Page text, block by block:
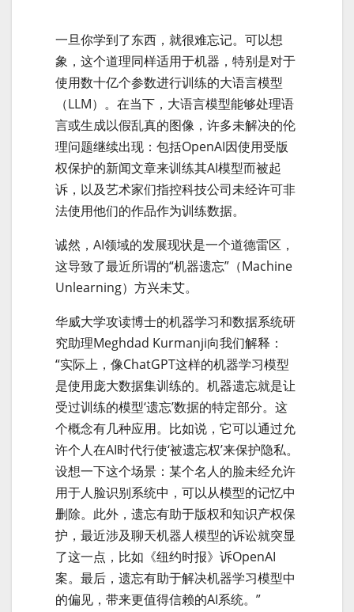
一旦你学到了东西，就很难忘记。可以想
象，这个道理同样适用于机器，特别是对于
使用数十亿个参数进行训练的大语言模型
（LLM）。在当下，大语言模型能够处理语
言或生成以假乱真的图像，许多未解决的伦
理问题继续出现：包括OpenAI因使用受版
权保护的新闻文章来训练其AI模型而被起
诉，以及艺术家们指控科技公司未经许可非
法使用他们的作品作为训练数据。
诚然，AI领域的发展现状是一个道德雷区，
这导致了最近所谓的“机器遗忘”（Machine
Unlearning）方兴未艾。
华威大学攻读博士的机器学习和数据系统研
究助理Meghdad Kurmanji向我们解释：
“实际上，像ChatGPT这样的机器学习模型
是使用庞大数据集训练的。机器遗忘就是让
受过训练的模型‘遗忘’数据的特定部分。这
个概念有几种应用。比如说，它可以通过允
许个人在AI时代行使‘被遗忘权’来保护隐私。
设想一下这个场景：某个名人的脸未经允许
用于人脸识别系统中，可以从模型的记忆中
删除。此外，遗忘有助于版权和知识产权保
护，最近涉及聊天机器人模型的诉讼就突显
了这一点，比如《纽约时报》诉OpenAI
案。最后，遗忘有助于解决机器学习模型中
的偏见，带来更值得信赖的AI系统。”